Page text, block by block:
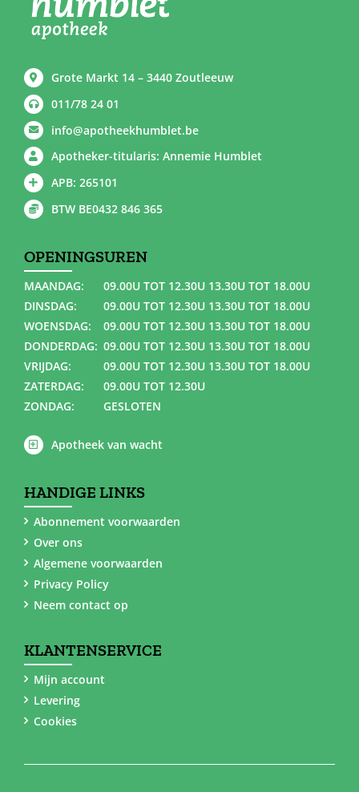
Grote Markt 14 – 3440 Zoutleeuw
011/78 24 01
info@apotheekhumblet.be
Apotheker-titularis: Annemie Humblet
APB: 265101
BTW BE0432 846 365
OPENINGSUREN
MAANDAG:
09.00U TOT 12.30U 13.30U TOT 18.00U
DINSDAG:
09.00U TOT 12.30U 13.30U TOT 18.00U
WOENSDAG:
09.00U TOT 12.30U 13.30U TOT 18.00U
DONDERDAG: 09.00U TOT 12.30U 13.30U TOT 18.00U
VRIJDAG:
09.00U TOT 12.30U 13.30U TOT 18.00U
ZATERDAG:
09.00U TOT 12.30U
ZONDAG:
GESLOTEN
Apotheek van wacht
HANDIGE LINKS
Abonnement voorwaarden
Over ons
Algemene voorwaarden
Privacy Policy
Neem contact op
KLANTENSERVICE
Mijn account
Levering
Cookies